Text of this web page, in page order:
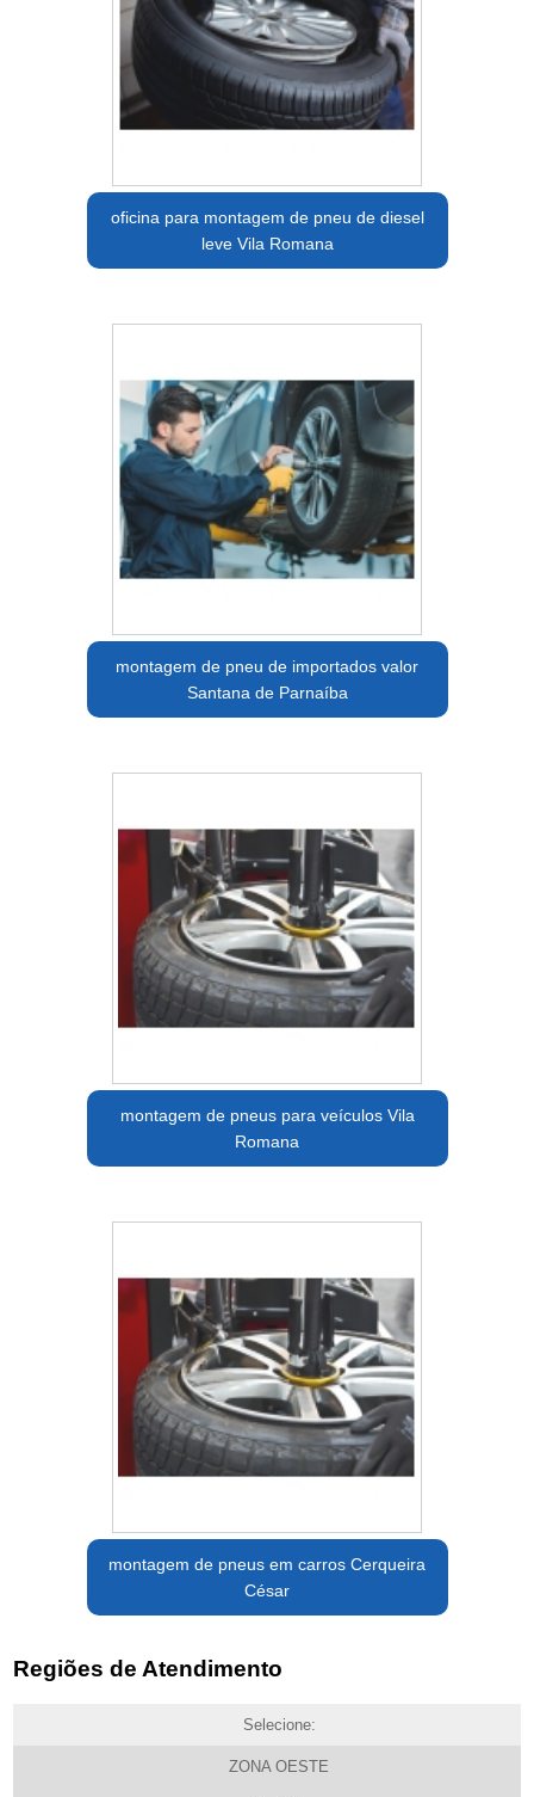
oficina para montagem de pneu de diesel
leve Vila Romana
montagem de pneu de importados valor
Santana de Parnaíba
montagem de pneus para veículos Vila
Romana
montagem de pneus em carros Cerqueira
César
Regiões de Atendimento
Selecione:
ZONA OESTE